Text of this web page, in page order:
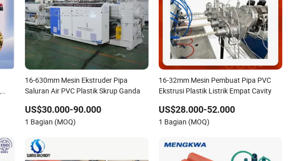
16-630mm Mesin Ekstruder Pipa
Saluran Air PVC Plastik Skrup Ganda
US$30.000-90.000
1 Bagian (MOQ)
16-32mm Mesin Pembuat Pipa PVC
Ekstrusi Plastik Listrik Empat Cavity
US$28.000-52.000
1 Bagian (MOQ)